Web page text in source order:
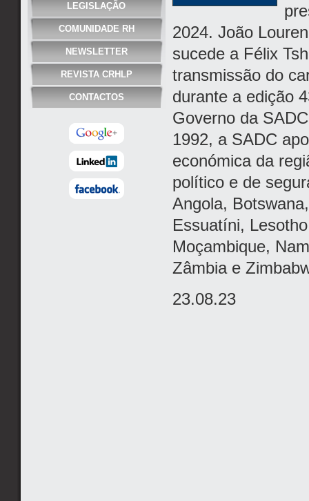
LEGISLAÇÃO
COMUNIDADE RH
NEWSLETTER
REVISTA CRHLP
CONTACTOS
2024. João
sucede a Félix
transmissão do
durante a edição
Governo da
1992, a SADC
económica da
político e de
Angola,
Essuatíni,
Moçambique,
Zâmbia e
23.08.23